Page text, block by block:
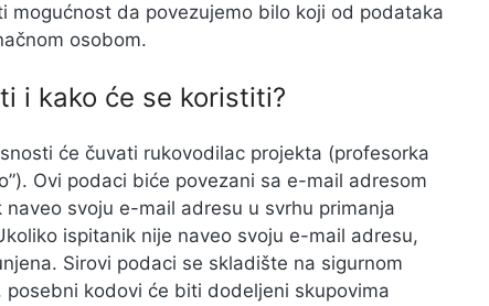
da povezujemo bilo koji od podataka
osobom.
i kako će se koristiti?
će čuvati rukovodilac projekta (profesorka
Ovi podaci biće povezani sa e-mail adresom
svoju e-mail adresu u svrhu primanja
ispitanik nije naveo svoju e-mail adresu,
Sirovi podaci se skladište na sigurnom
kodovi će biti dodeljeni skupovima